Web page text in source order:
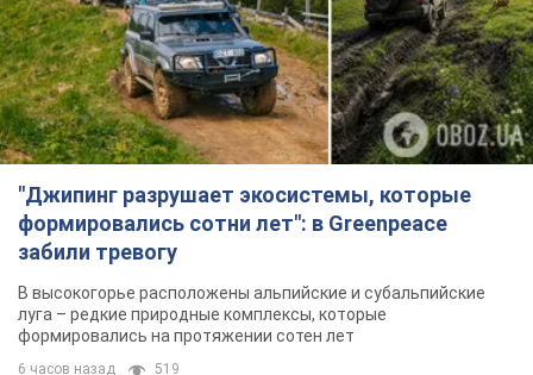
"Джипинг разрушает экосистемы, которые
формировались сотни лет": в Greenpeace
забили тревогу
В высокогорье расположены альпийские и субальпийские
луга – редкие природные комплексы, которые
формировались на протяжении сотен лет
6 часов назад 519